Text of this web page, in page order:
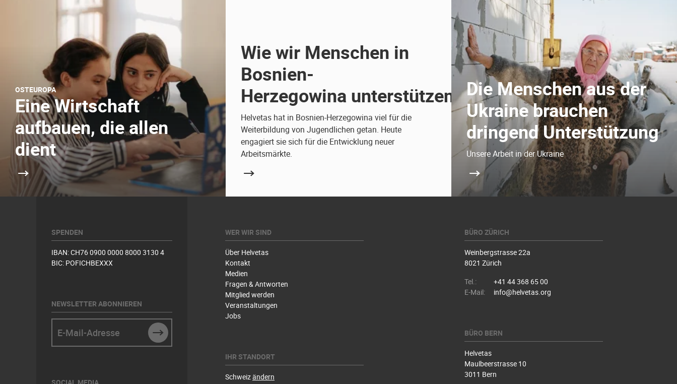
OSTEUROPA
Eine Wirtschaft
aufbauen, die allen
dient
Wie wir Menschen in
Bosnien-
Herzegowina unterstützen
Helvetas hat in Bosnien-Herzegowina viel für die
Weiterbildung von Jugendlichen getan. Heute
engagiert sie sich für die Entwicklung neuer
Arbeitsmärkte.
Die Menschen aus der
Ukraine brauchen
dringend Unterstützung
Unsere Arbeit in der Ukraine
SPENDEN
IBAN: CH76 0900 0000 8000 3130 4
BIC: POFICHBEXXX
NEWSLETTER ABONNIEREN
SUBMIT
WER WIR SIND
Über Helvetas
Kontakt
Medien
Fragen & Antworten
Mitglied werden
Veranstaltungen
Jobs
IHR STANDORT
Schweizändern
BÜRO ZÜRICH
Weinbergstrasse 22a
8021 Zürich
Tel.:
+41 44 368 65 00
E-Mail:
info@helvetas.org
BÜRO BERN
Helvetas
Maulbeerstrasse 10
3011 Bern